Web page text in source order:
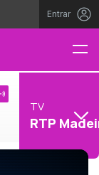
Entrar
TV
RTP